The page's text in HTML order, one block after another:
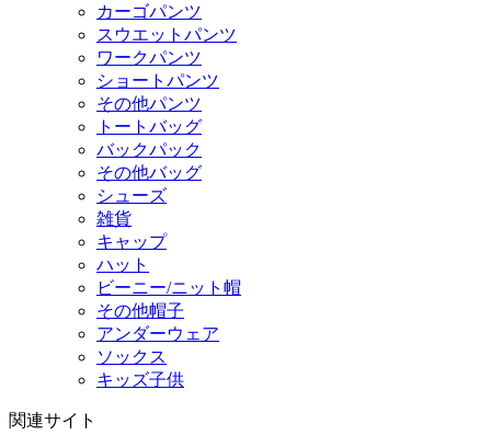
カーゴパンツ
スウエットパンツ
ワークパンツ
ショートパンツ
その他パンツ
トートバッグ
バックパック
その他バッグ
シューズ
雑貨
キャップ
ハット
ビーニー/ニット帽
その他帽子
アンダーウェア
ソックス
キッズ子供
関連サイト